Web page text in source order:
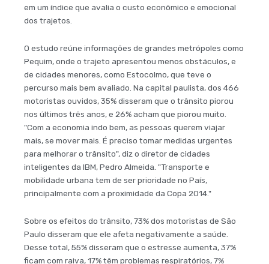
em um índice que avalia o custo econômico e emocional
dos trajetos.
O estudo reúne informações de grandes metrópoles como
Pequim, onde o trajeto apresentou menos obstáculos, e
de cidades menores, como Estocolmo, que teve o
percurso mais bem avaliado. Na capital paulista, dos 466
motoristas ouvidos, 35% disseram que o trânsito piorou
nos últimos três anos, e 26% acham que piorou muito.
"Com a economia indo bem, as pessoas querem viajar
mais, se mover mais. É preciso tomar medidas urgentes
para melhorar o trânsito", diz o diretor de cidades
inteligentes da IBM, Pedro Almeida. "Transporte e
mobilidade urbana tem de ser prioridade no País,
principalmente com a proximidade da Copa 2014."
Sobre os efeitos do trânsito, 73% dos motoristas de São
Paulo disseram que ele afeta negativamente a saúde.
Desse total, 55% disseram que o estresse aumenta, 37%
ficam com raiva, 17% têm problemas respiratórios, 7%